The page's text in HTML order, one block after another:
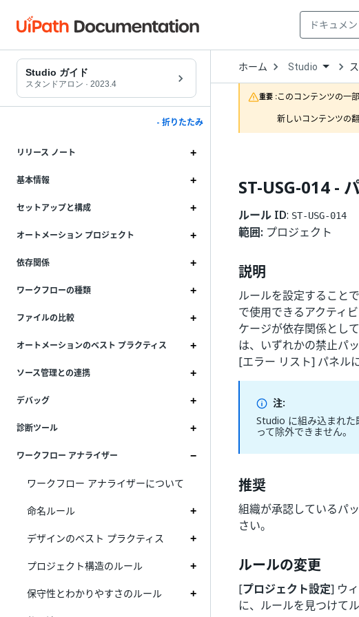
Studio ガイド
スタンドアロン · 2023.4
- 折りたたみ
リリース ノート
基本情報
セットアップと構成
オートメーション プロジェクト
依存関係
ワークフローの種類
ファイルの比較
オートメーションのベスト プラクティス
ソース管理との連携
デバッグ
診断ツール
ワークフロー アナライザー
ワークフロー アナライザーについて
命名ルール
デザインのベスト プラクティス
プロジェクト構造のルール
保守性とわかりやすさのルール
ホーム Open
Dropdown
to
choose
product
Studio
重要 :このコンテンツの一
新しいコンテンツの
ST-USG-014 -
ルール ID: ST-USG-014
範囲: プロジェクト
説明
ルールを設定すること
で使用できるアクティ
ケージが依存関係とし
は、いずれかの禁止パ
[エラー リスト] パネル
注:
Studio に組み込まれた
って除外できません。
推奨
組織が承認しているパ
さい。
ルールの変更
[プロジェクト設定] ウ
に、ルールを見つけて